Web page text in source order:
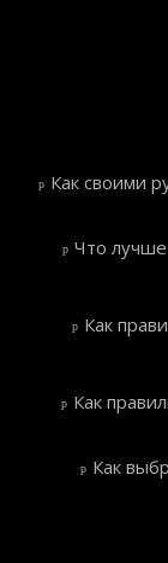
Как своими
Что
Как
Как
Как